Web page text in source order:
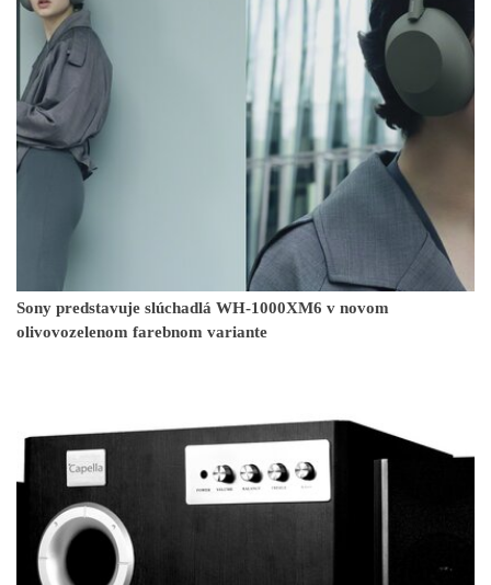
Sony predstavuje slúchadlá WH-1000XM6 v novom
olivovozelenom farebnom variante